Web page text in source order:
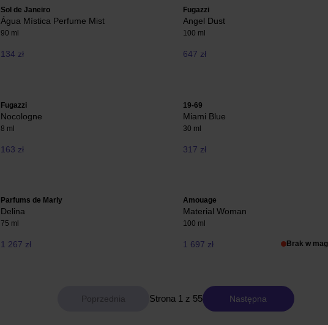
Sol de Janeiro
Água Mística Perfume Mist
90 ml
134 zł
Fugazzi
Angel Dust
100 ml
647 zł
Fugazzi
Nocologne
8 ml
163 zł
19-69
Miami Blue
30 ml
317 zł
Parfums de Marly
Delina
75 ml
1 267 zł
Amouage
Material Woman
100 ml
1 697 zł Brak w
Strona 1 z 55 Następna